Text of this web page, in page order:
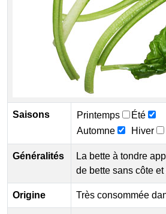
Saisons Printemps
Été
Automne
Hiver
Généralités
La bette à tondre
de bette sans côte
Origine Très consommée